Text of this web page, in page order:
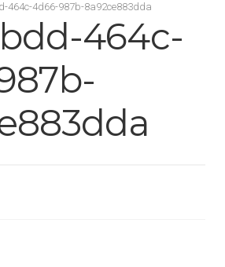
AFA
464c-4d66-987b-8a92ce883dda
464c-